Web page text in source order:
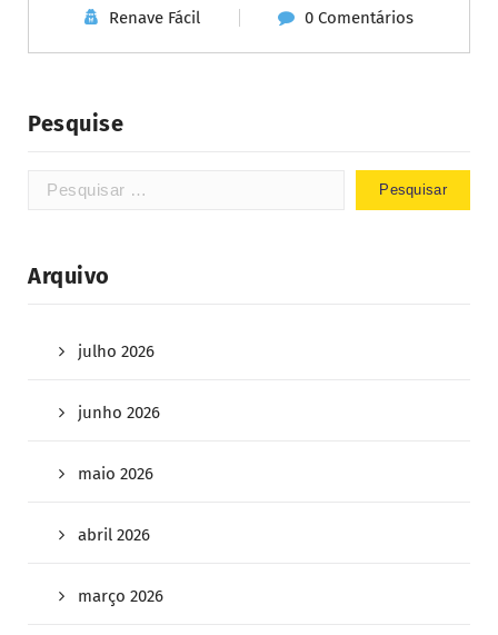
Renave Fácil 0 Comentários
Pesquise
Arquivo
julho 2026
junho 2026
maio 2026
abril 2026
março 2026